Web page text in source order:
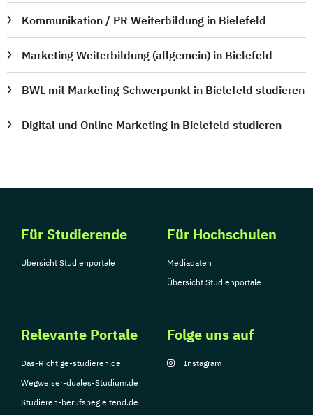
Kommunikation / PR Weiterbildung in Bielefeld
Marketing Weiterbildung (allgemein) in Bielefeld
BWL mit Marketing Schwerpunkt in Bielefeld studieren
Digital und Online Marketing in Bielefeld studieren
Für Studierende
Übersicht Studienportale
Für Hochschulen
Mediadaten
Übersicht Studienportale
Relevante Portale
Das-Richtige-studieren.de
Wegweiser-duales-Studium.de
Studieren-berufsbegleitend.de
Folge uns auf
Instagram